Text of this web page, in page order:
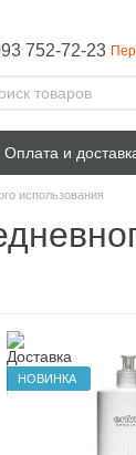
752-72-23
Оплата и
использования
НОВИНКА